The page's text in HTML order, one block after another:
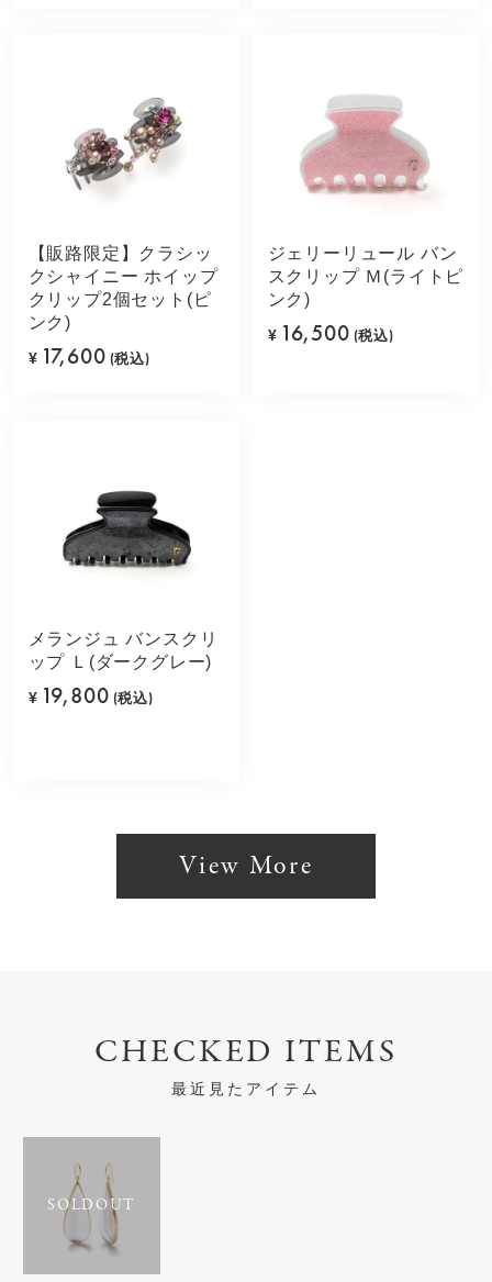
【販路限定】クラシッ
クシャイニー ホイップ
クリップ2個セット(ピ
ンク)
¥ 17,600 (税込)
ジェリーリュール バン
スクリップ Ｍ(ライトピ
ンク)
¥ 16,500 (税込)
メランジュ バンスクリ
ップ Ｌ(ダークグレー)
¥ 19,800 (税込)
View More
CHECKED ITEMS
最近見たアイテム
SOLDOUT